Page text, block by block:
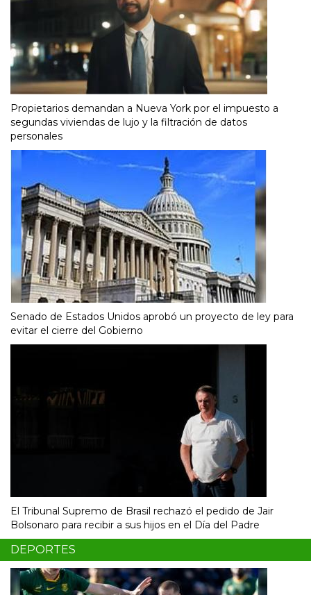
Propietarios demandan a Nueva York por el impuesto a
segundas viviendas de lujo y la filtración de datos
personales
Senado de Estados Unidos aprobó un proyecto de ley para
evitar el cierre del Gobierno
El Tribunal Supremo de Brasil rechazó el pedido de Jair
Bolsonaro para recibir a sus hijos en el Día del Padre
DEPORTES